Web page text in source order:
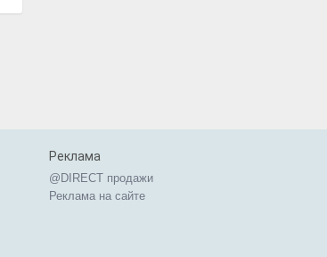
Реклама
@DIRECT продажи
Реклама на сайте